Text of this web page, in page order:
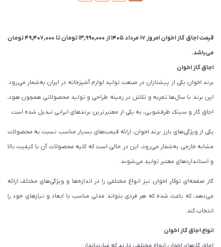
قیمت اجاق گاز اخوان امروز 17 مرداد 1405 از 13,990,000تومانتا 49,407,000تومان
می‌باشد.
اجاق گاز اخوان
برند اخوان یکی از پیشتازان در صنعت تولید لوازم آشپزخانه در ایران به‌شمار می‌رود.
این برند با سال‌ها تجربه و تلاش در زمینه طراحی و تولید محصولاتی همچون هود،
اجاق گاز و سینک ظرفشویی، به یکی از معتبرترین برندهای ایرانی تبدیل شده است.
یکی از ویژگی‌های بارز برند اخوان، ارائه قیمت‌های بسیار مناسب نسبت به محصولات
مشابه خارجی به‌شمار می‌رود، این در حالی است ‌که کلیه محصولات آن با کیفیت بالا
و استانداردهای معتبر تولید می‌شوند.
گاز صفحه‌ای توکار اخوان نیز انواع مختلفی را در اندازه‌ها و ویژگی‌های مختلف ارائه
می‌دهد، که باعث شده که هر فردی بتواند مدلی مناسب با ابعاد و نیازهای خود را
انتخاب کند.
انواع اجاق گاز اخوان